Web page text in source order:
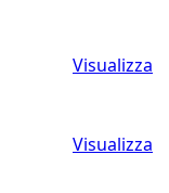
Visualizza
Visualizza